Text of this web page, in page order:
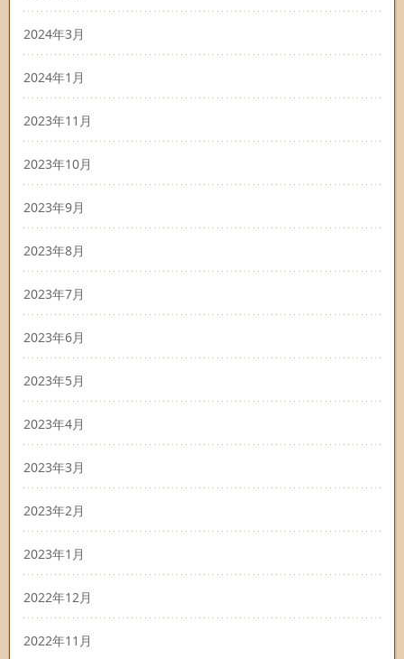
2024年3月
2024年1月
2023年11月
2023年10月
2023年9月
2023年8月
2023年7月
2023年6月
2023年5月
2023年4月
2023年3月
2023年2月
2023年1月
2022年12月
2022年11月